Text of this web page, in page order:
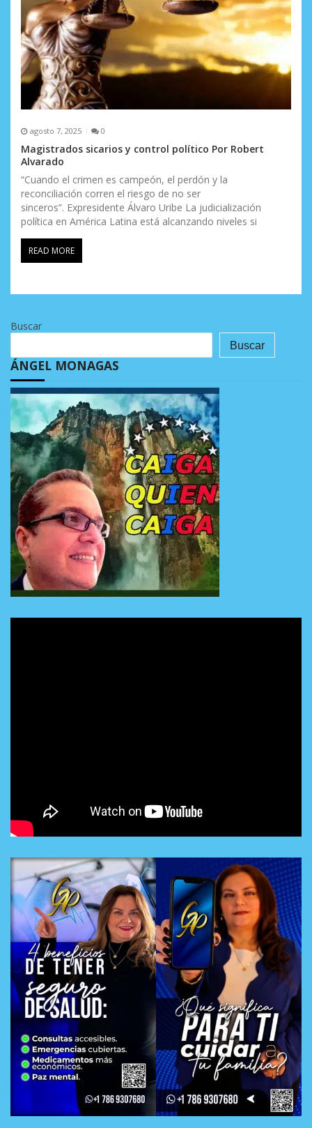
agosto 7, 2025 0
Magistrados sicarios y control político Por Robert
Alvarado
“Cuando el crimen es campeón, el perdón y la
reconciliación corren el riesgo de no ser
sinceros”. Expresidente Álvaro Uribe La judicialización
política en América Latina está alcanzando niveles si
READ MORE
Buscar
Buscar
ÁNGEL MONAGAS